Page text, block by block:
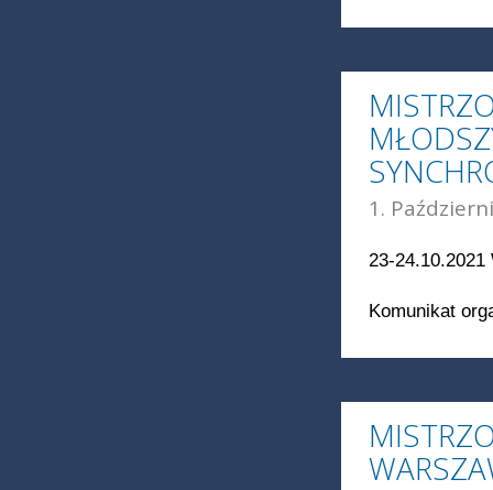
1.
23-24.10.2021
Komunikat